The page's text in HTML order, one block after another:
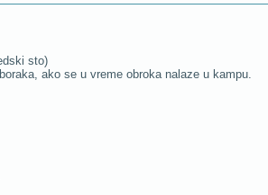
sto)
ako se u vreme obroka nalaze u kampu.